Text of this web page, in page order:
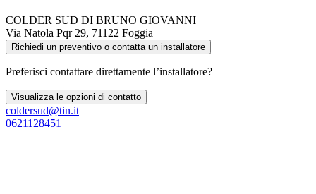
COLDER SUD DI BRUNO GIOVANNI
Via Natola Pqr 29, 71122 Foggia
Richiedi un preventivo o contatta un installatore
Preferisci contattare direttamente l’installatore?
Visualizza le opzioni di contatto
coldersud@tin.it
0621128451